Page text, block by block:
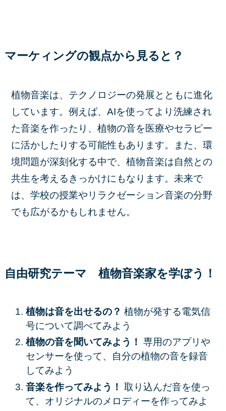
マーケィングの観点から見ると？
植物音楽は、テクノロジーの発展とともに進化
しています。例えば、AIを使ってより洗練され
た音楽を作ったり、植物の音を医療やセラピー
に活かしたりする可能性もあります。また、環
境問題が深刻化する中で、植物音楽は自然との
共生を考えるきっかけにもなります。未来で
は、学校の授業やリラクゼーション音楽の分野
でも広がるかもしれません。
自由研究テーマ 植物音楽家を学ぼう！
植物は音を出せるの？ 植物が発する電気信
号について調べてみよう
植物の音を聞いてみよう！ 専用のアプリや
センサーを使って、自分の植物の音を録音
してみよう
音楽を作ってみよう！ 取り込んだ音を使っ
て、オリジナルのメロディーを作ってみよ